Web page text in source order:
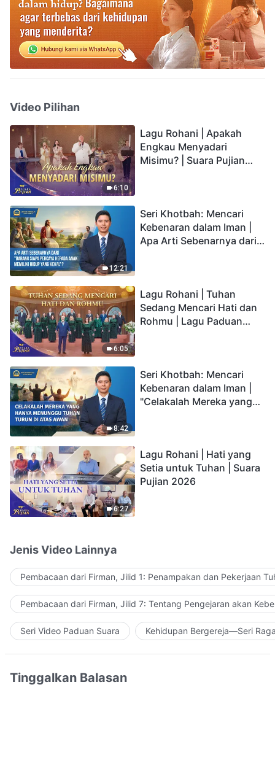
Video Pilihan
6:10
Lagu Rohani | Apakah
Engkau Menyadari
Misimu? | Suara Pujian
12:21
Seri Khotbah: Mencari
Kebenaran dalam Iman |
Apa Arti Sebenarnya dari
6:05
Lagu Rohani | Tuhan
Sedang Mencari Hati dan
Rohmu | Lagu Paduan
8:42
Seri Khotbah: Mencari
Kebenaran dalam Iman |
"Celakalah Mereka yang
6:27
Lagu Rohani | Hati yang
Setia untuk Tuhan | Suara
Pujian 2026
Jenis Video Lainnya
Pembacaan dari Firman, Jilid 1: Penampakan dan Pekerjaan
Pembacaan dari Firman, Jilid 7: Tentang Pengejaran akan
Seri Video Paduan Suara Kehidupan Bergereja—Seri
Tinggalkan Balasan